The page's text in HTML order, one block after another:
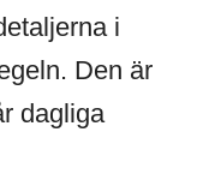
i
Den är
dagliga